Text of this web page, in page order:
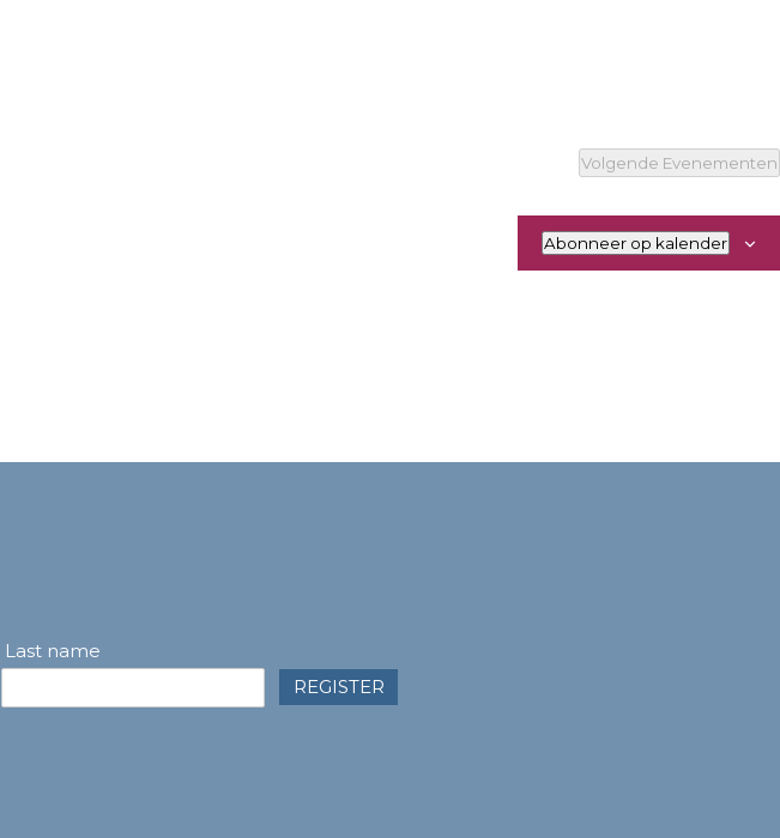
Volgende Evenementen
Abonneer op kalender
Last name
REGISTER